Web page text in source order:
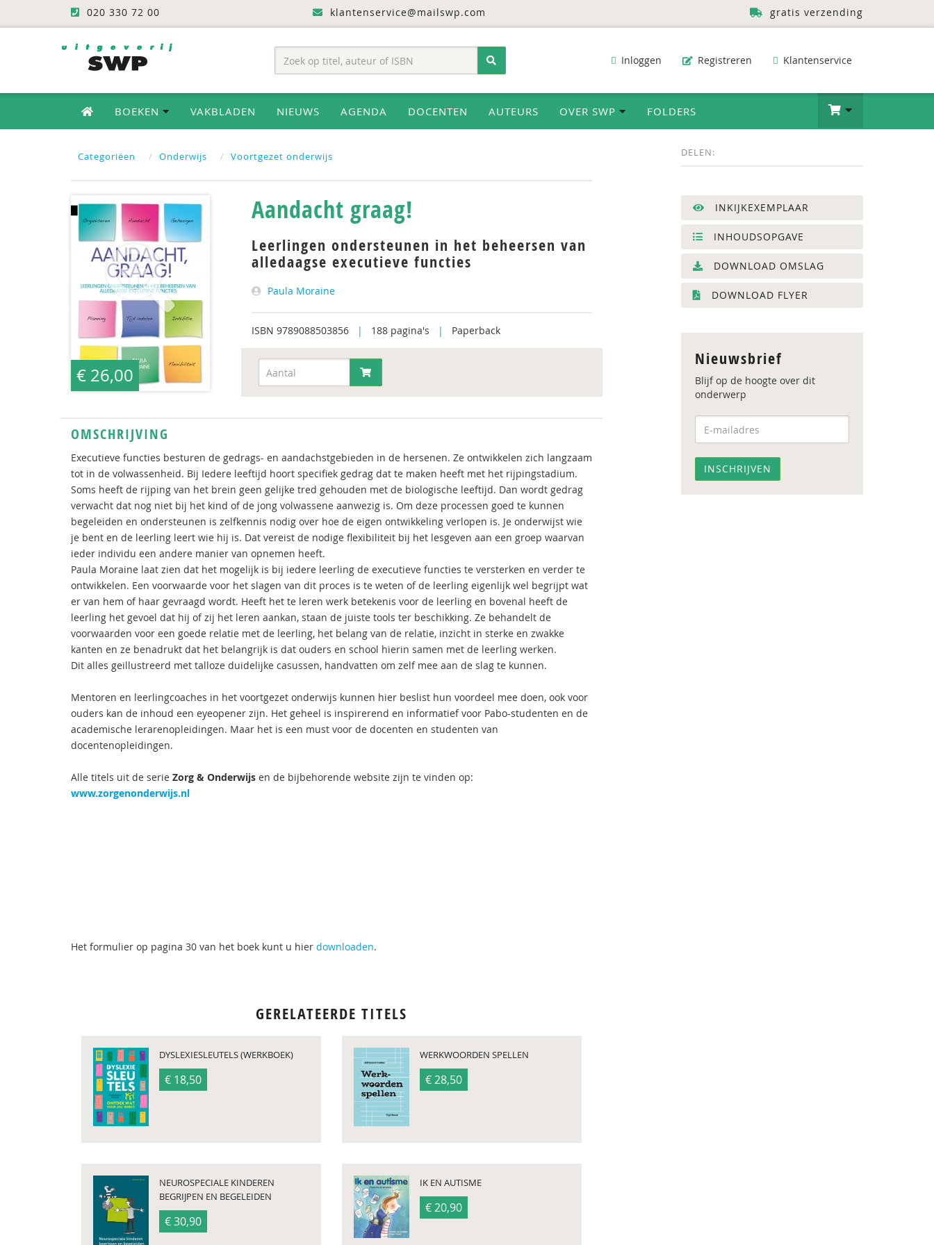
020 330 72 00 klantenservice@mailswp.com gratis verzending
Inloggen Registreren Klantenservice
BOEKEN VAKBLADEN NIEUWS AGENDA DOCENTEN AUTEURS OVER SWP FOLDERS
Categoriëen Onderwijs Voortgezet onderwijs DELEN:
€ 26,00
Aandacht graag!
Leerlingen ondersteunen in het beheersen van
alledaagse executieve functies
Paula Moraine
ISBN 9789088503856 | 188 pagina's | Paperback
OMSCHRIJVING
Executieve functies besturen de gedrags- en aandachstgebieden in de hersenen. Ze ontwikkelen zich langzaam
tot in de volwassenheid. Bij Iedere leeftijd hoort specifiek gedrag dat te maken heeft met het rijpingstadium.
Soms heeft de rijping van het brein geen gelijke tred gehouden met de biologische leeftijd. Dan wordt gedrag
verwacht dat nog niet bij het kind of de jong volwassene aanwezig is. Om deze processen goed te kunnen
begeleiden en ondersteunen is zelfkennis nodig over hoe de eigen ontwikkeling verlopen is. Je onderwijst wie
je bent en de leerling leert wie hij is. Dat vereist de nodige flexibiliteit bij het lesgeven aan een groep waarvan
ieder individu een andere manier van opnemen heeft.
Paula Moraine laat zien dat het mogelijk is bij iedere leerling de executieve functies te versterken en verder te
ontwikkelen. Een voorwaarde voor het slagen van dit proces is te weten of de leerling eigenlijk wel begrijpt wat
er van hem of haar gevraagd wordt. Heeft het te leren werk betekenis voor de leerling en bovenal heeft de
leerling het gevoel dat hij of zij het leren aankan, staan de juiste tools ter beschikking. Ze behandelt de
voorwaarden voor een goede relatie met de leerling, het belang van de relatie, inzicht in sterke en zwakke
kanten en ze benadrukt dat het belangrijk is dat ouders en school hierin samen met de leerling werken.
Dit alles geillustreerd met talloze duidelijke casussen, handvatten om zelf mee aan de slag te kunnen.
Mentoren en leerlingcoaches in het voortgezet onderwijs kunnen hier beslist hun voordeel mee doen, ook voor
ouders kan de inhoud een eyeopener zijn. Het geheel is inspirerend en informatief voor Pabo-studenten en de
academische lerarenopleidingen. Maar het is een must voor de docenten en studenten van
docentenopleidingen.
Alle titels uit de serie Zorg & Onderwijs en de bijbehorende website zijn te vinden op:
www.zorgenonderwijs.nl
Het formulier op pagina 30 van het boek kunt u hier downloaden.
GERELATEERDE TITELS
DYSLEXIESLEUTELS (WERKBOEK)
€ 18,50
WERKWOORDEN SPELLEN
€ 28,50
NEUROSPECIALE KINDEREN
BEGRIJPEN EN BEGELEIDEN
€ 30,90
IK EN AUTISME
€ 20,90
INKIJKEXEMPLAAR
INHOUDSOPGAVE
DOWNLOAD OMSLAG
DOWNLOAD FLYER
Nieuwsbrief
Blijf op de hoogte over dit
onderwerp